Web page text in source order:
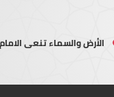
الأرض والسماء تنعى